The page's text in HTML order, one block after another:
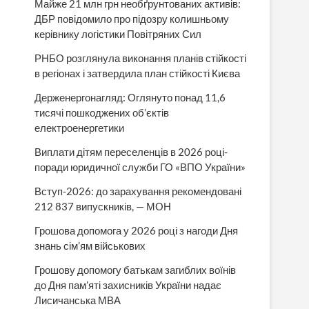
Майже 21 млн грн необґрунтованих активів:
ДБР повідомило про підозру колишньому
керівнику логістики Повітряних Сил
РНБО розглянула виконання планів стійкості
в регіонах і затвердила план стійкості Києва
Держенергонагляд: Оглянуто понад 11,6
тисячі пошкоджених об’єктів
електроенергетики
Виплати дітям переселенців в 2026 році-
поради юридичної служби ГО «ВПО України»
Вступ-2026: до зарахування рекомендовані
212 837 випускників, — МОН
Грошова допомога у 2026 році з нагоди Дня
знань сім’ям військових
Грошову допомогу батькам загиблих воїнів
до Дня пам’яті захисників України надає
Лисичанська МВА